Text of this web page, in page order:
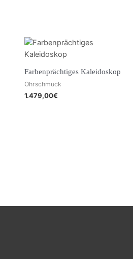
Farbenprächtiges Kaleidoskop
Ohrschmuck
1.479,00€